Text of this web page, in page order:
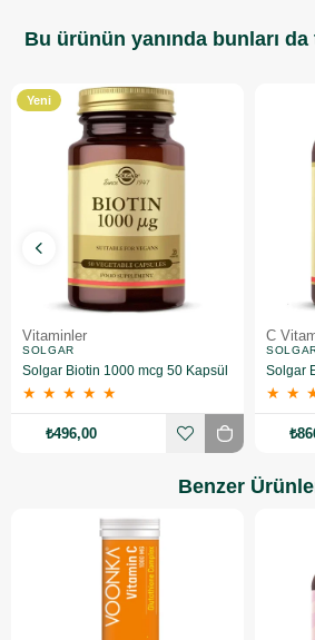
Bu ürünün yanında bunları
Vitaminler
SOLGAR
Solgar Biotin 1000 mcg 50 Kapsül
★ ★ ★ ★ ★
Yeni
₺496,00
C
★ ★
Benzer